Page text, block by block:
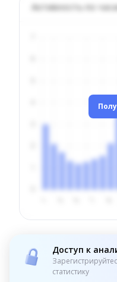
Активность по
Доступ к
статистику